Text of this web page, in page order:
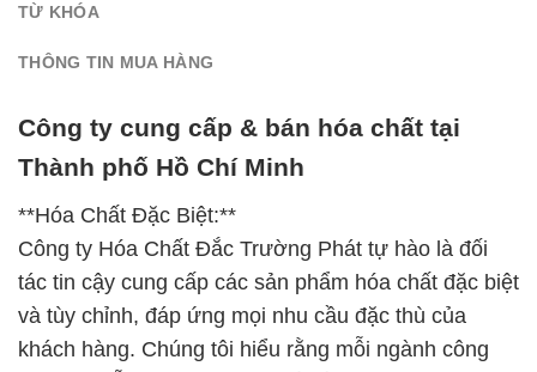
TỪ KHÓA
THÔNG TIN MUA HÀNG
Công ty cung cấp & bán hóa chất tại
Thành phố Hồ Chí Minh
**Hóa Chất Đặc Biệt:**
Công ty Hóa Chất Đắc Trường Phát tự hào là đối
tác tin cậy cung cấp các sản phẩm hóa chất đặc biệt
và tùy chỉnh, đáp ứng mọi nhu cầu đặc thù của
khách hàng. Chúng tôi hiểu rằng mỗi ngành công